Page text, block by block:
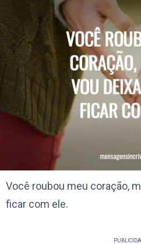
Você roubou meu coração,
ficar com ele.